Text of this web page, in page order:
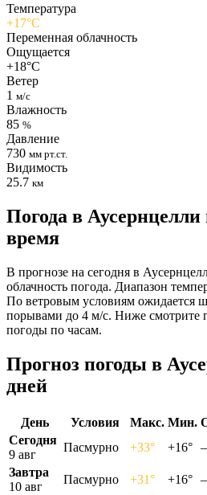
Температура
+17°C
Переменная облачность
Ощущается
+18°C
Ветер
1 м/с
Влажность
85 %
Давление
730 мм рт.ст.
Видимость
25.7 км
Погода в
время
В прогнозе на сегодня в
облачность погода. Диапазон
По ветровым условиям ожидается
порывами до 4 м/с. Ниже смотрите
погоды по часам.
Прогноз погоды в
дней
День Условия Макс. Мин.
Сегодня
9 авг
Пасмурно +33° +16°
Завтра
10 авг
Пасмурно +31° +16°